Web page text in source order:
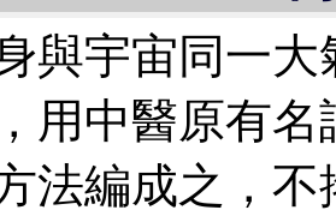
與宇宙同一
用中醫原有
法編成之，